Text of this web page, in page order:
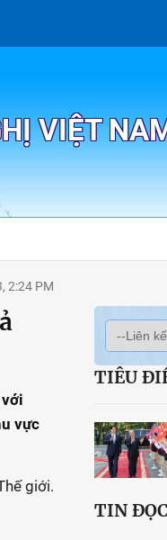
VIỆT
2:24 PM
vực
TIÊU
TIN